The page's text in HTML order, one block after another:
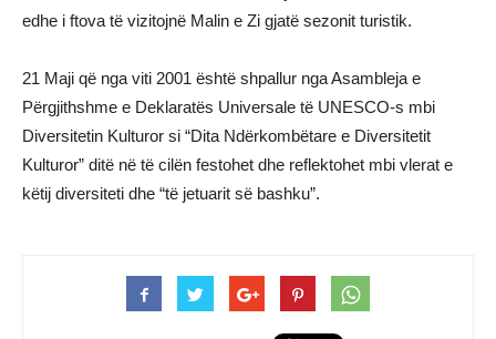
edhe i ftova të vizitojnë Malin e Zi gjatë sezonit turistik.
21 Maji që nga viti 2001 është shpallur nga Asambleja e
Përgjithshme e Deklaratës Universale të UNESCO-s mbi
Diversitetin Kulturor si “Dita Ndërkombëtare e Diversitetit
Kulturor” ditë në të cilën festohet dhe reflektohet mbi vlerat e
këtij diversiteti dhe “të jetuarit së bashku”.